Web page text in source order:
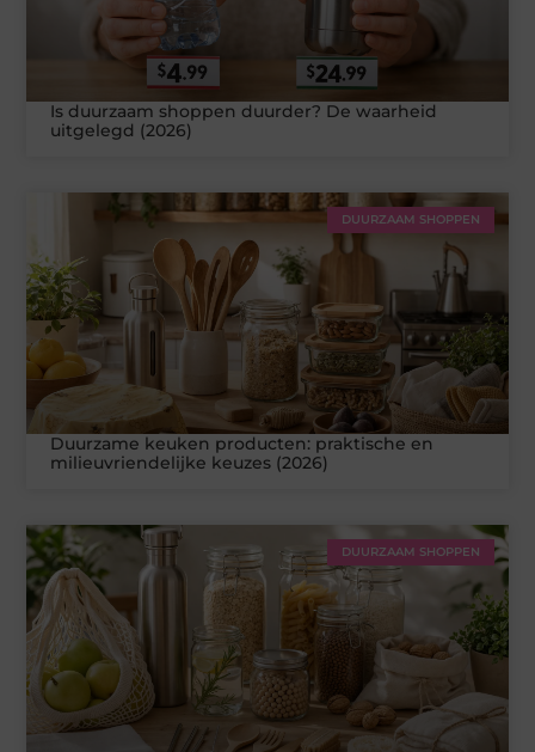
Is duurzaam shoppen duurder? De waarheid
uitgelegd (2026)
DUURZAAM SHOPPEN
Duurzame keuken producten: praktische en
milieuvriendelijke keuzes (2026)
DUURZAAM SHOPPEN